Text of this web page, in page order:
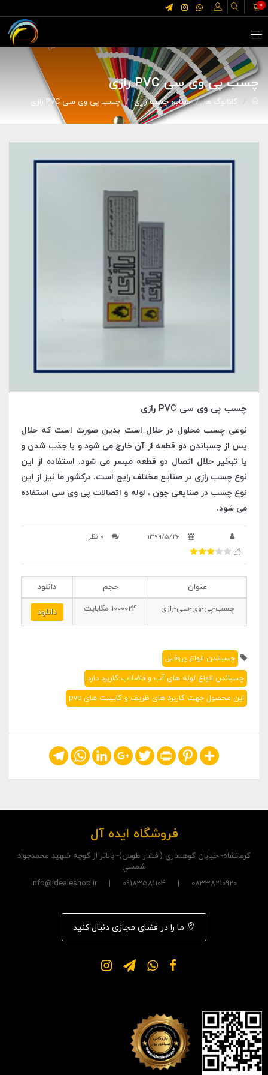
0
چسب پی وی سی PVC رازی
کاتالوگ ها صنایع چسب رازی چسب پی وی سی PVC رازی
چسب پی وی سی PVC رازی
نوعی چسب محلول در حلال است بدین صورت است که حلال
پس از چسباندن دو قطعه از آن خارج می شود و با جذب شدن و
یا تبخیر حلال اتصال دو قطعه میسر می شود. استفاده از این
نوع چسب رازی در صنایع مختلف رایج است. درکشور ما نیز از این
نوع چسب در صنایعی چون ، لوله و اتصالات پی وی سی استفاده
می شود.
1399/5/26 0 نظر
عنوان حجم
دانلود
چسب-پی-وی-سی-رازی
1000024 مگابایت دانلود
چسباندن انواع پروفیل
چسباندن انواع لوله های آب و فاضلاب کاربرد دارد
این محصول جهت کاربرد های ظریف و کابینت های pvc
Share
Pinterest
Print
Twitter
Google+
LinkedIn
WhatsApp
Telegram
فروشگاه ایده آل
کرمانشاه- خيابان کوهساري (افشار طوس)- بالاتر از کوچه شهيد محمدجواد
شمسي
08338210920 | 09183581104 | info@idealeshop.ir
ما را در فضای مجازی دنبال کنید